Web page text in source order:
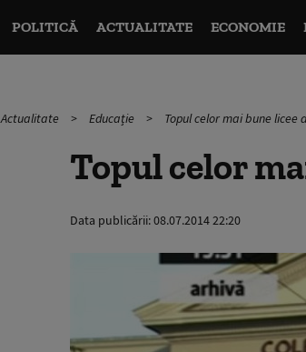
POLITICĂ ACTUALITATE ECONOMIE
Actualitate Educație Topul celor mai bune licee
Topul celor
Data publicării:08.07.2014 22:20